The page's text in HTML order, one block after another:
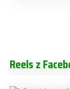
Reels z